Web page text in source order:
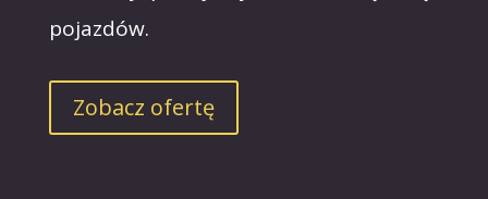
pojazdów.
Zobacz ofertę